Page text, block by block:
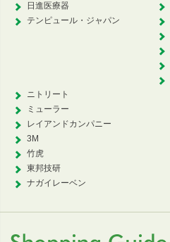
日進医療器
テンピュール・ジャパン
ニトリート
ミューラー
レイアンドカンパニー
3M
竹虎
東邦技研
ナガイレーベン